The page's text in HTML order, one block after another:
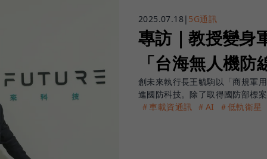
2025.07.18| 5G通訊
專訪｜教授變身
「台海無人機
創未來執行長王毓駒以「商規軍
進國防科技。除了取得國防部標
＃車載資通訊 ＃AI ＃低軌衛星